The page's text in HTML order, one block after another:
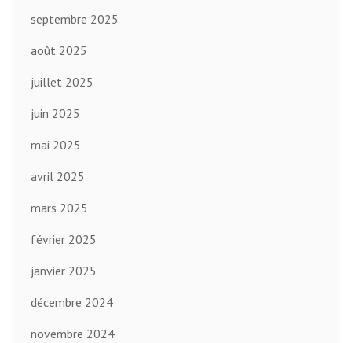
septembre 2025
août 2025
juillet 2025
juin 2025
mai 2025
avril 2025
mars 2025
février 2025
janvier 2025
décembre 2024
novembre 2024